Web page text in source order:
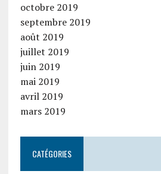
octobre 2019
septembre 2019
août 2019
juillet 2019
juin 2019
mai 2019
avril 2019
mars 2019
CATÉGORIES